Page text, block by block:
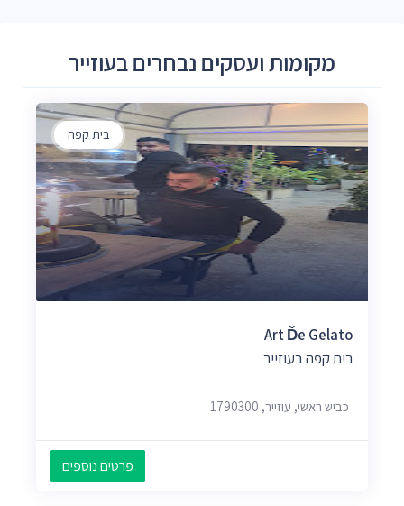
מקומות ועסקים נבחרים בעוזייר
בית קפה
Art Ďe Gelato
בית קפה בעוזייר
כביש ראשי, עוזייר, 1790300
פרטים נוספים